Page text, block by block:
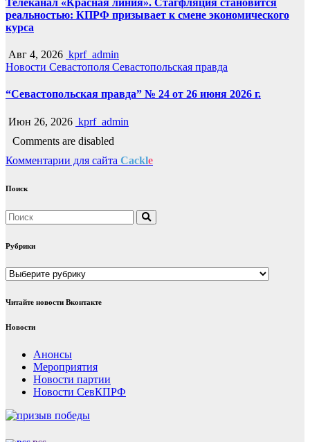
реальностью: КПРФ призывает к смене экономического
курса
Авг 4, 2026 kprf_admin
Новости Севастополя Севастопольская правда
“Севастопольская правда” № 24 от 26 июня 2026 г.
Июн 26, 2026 kprf_admin
Comments are disabled
Комментарии для сайта Cackle
Поиск
Рубрики
Рубрики
Читайте новости Вконтакте
Новости
Анонсы
Мероприятия
Новости партии
Новости СевКПРФ